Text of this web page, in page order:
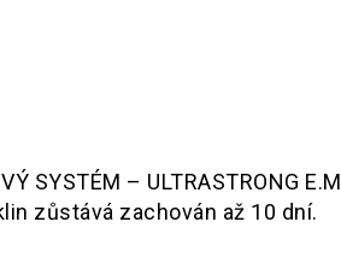
SYSTÉM – ULTRASTRONG
zůstává zachován až 10 dní.